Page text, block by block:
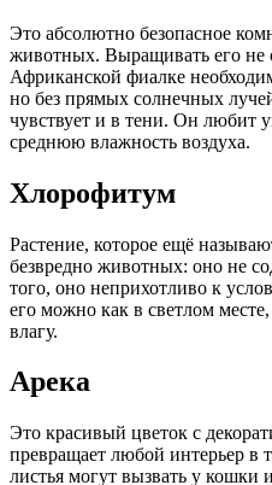
Это абсолютно безопасное
животных. Выращивать его не
Африканской фиалке
но без прямых солнечных
чувствует и в тени. Он любит
среднюю влажность воздуха.
Хлорофитум
Растение, которое ещё
безвредно животных: оно не
того, оно неприхотливо к
его можно как в светлом
влагу.
Арека
Это красивый цветок с
превращает любой интерьер в
листья могут вызвать у